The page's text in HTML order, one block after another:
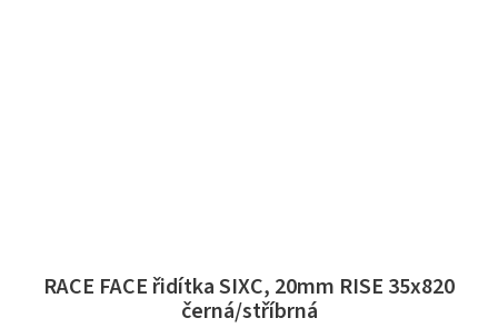
RACE FACE řidítka SIXC, 20mm RISE 35x820
černá/stříbrná